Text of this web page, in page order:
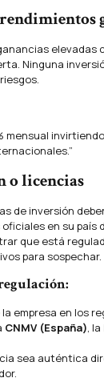
elevadas
Ninguna
mensual
o licencias
de inversión
en su país
que está
para sospechar.
empresa en los
CNMV (España), la
sea auténtica